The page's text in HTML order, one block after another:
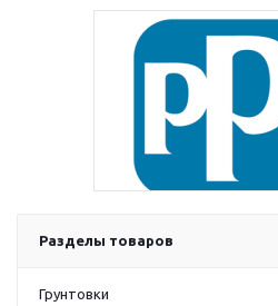
Разделы товаров
Грунтовки